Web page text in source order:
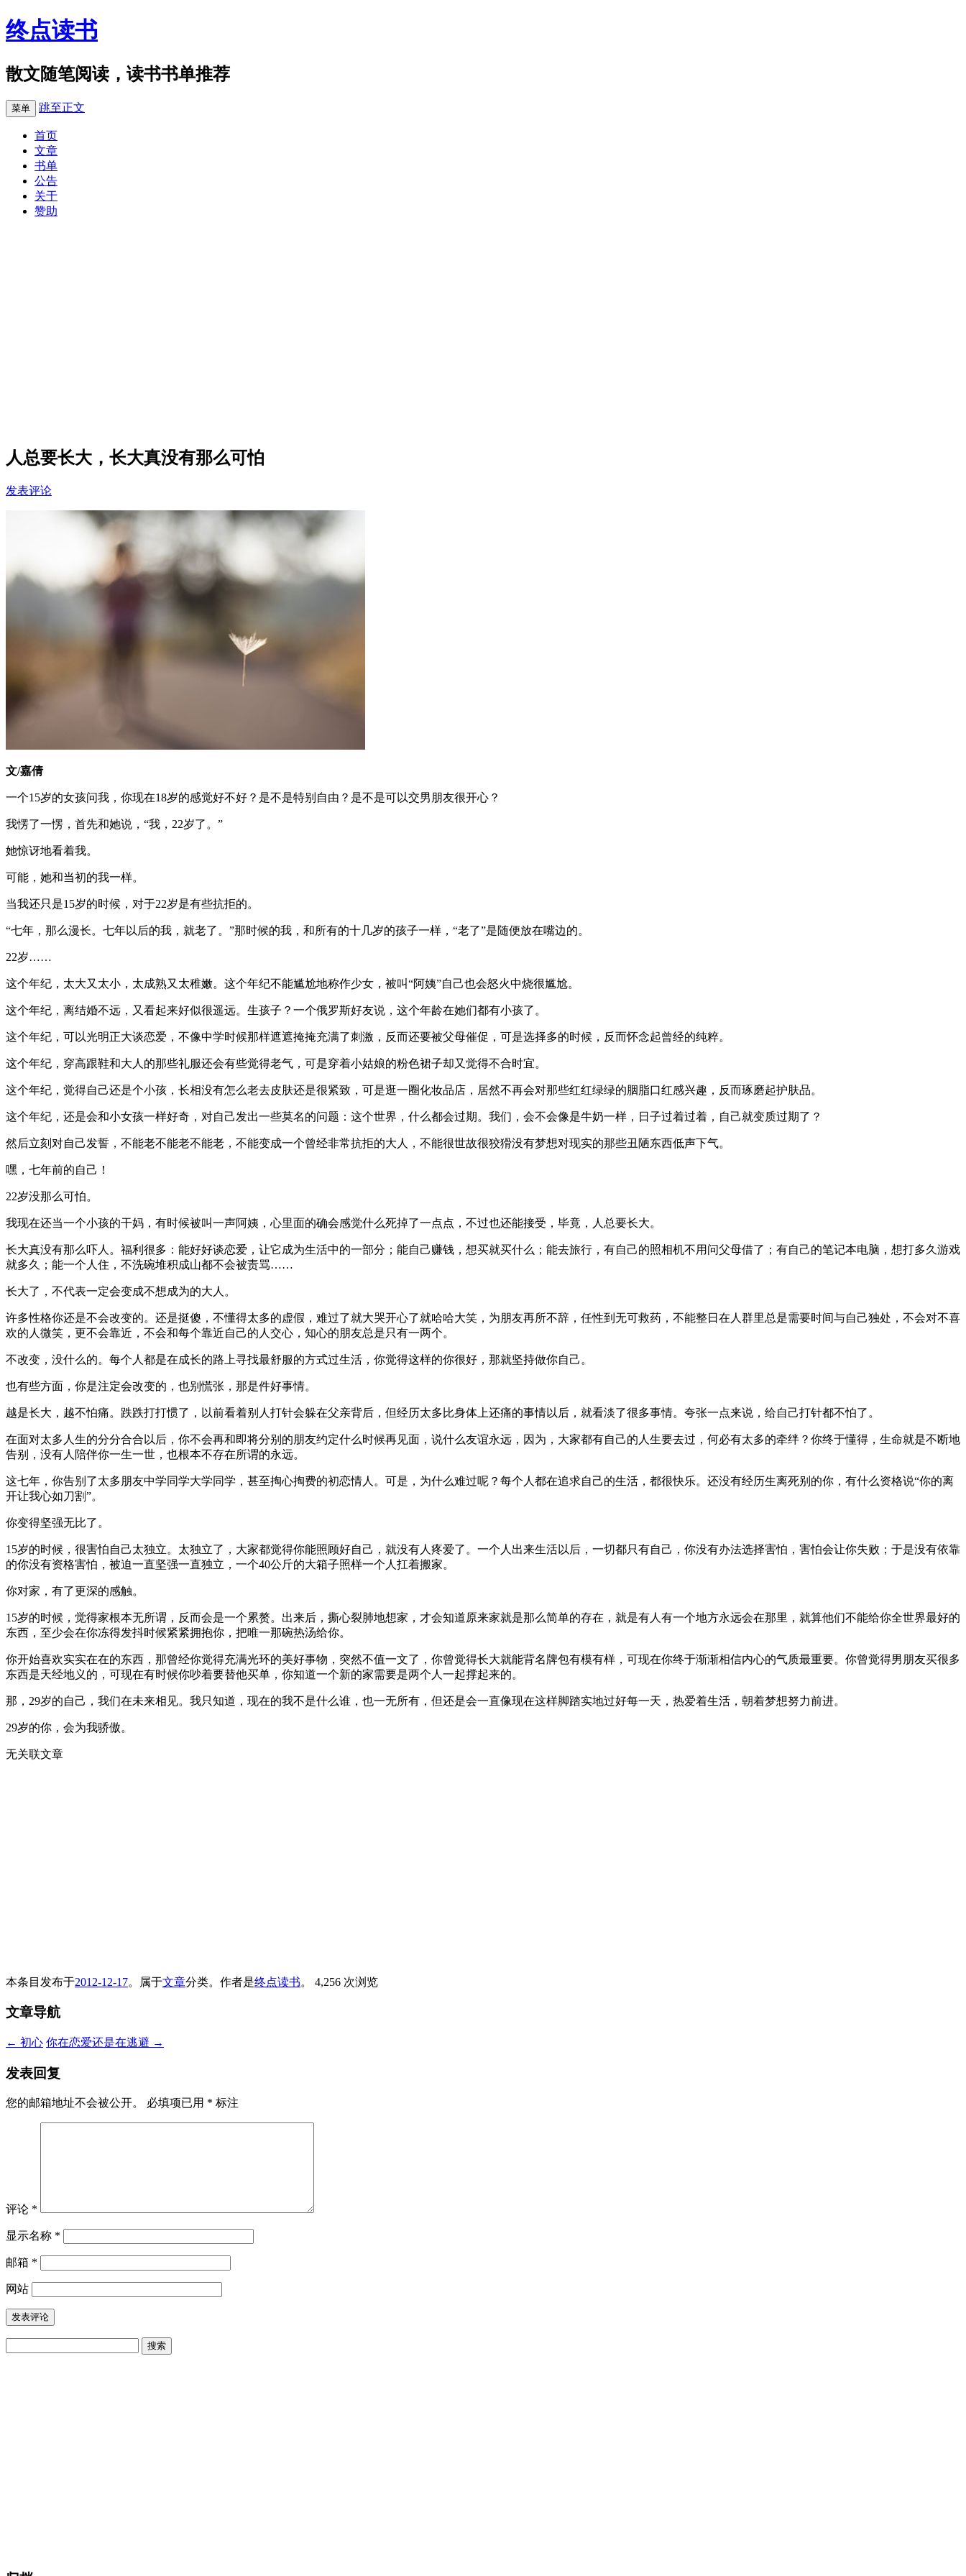
终点读书
散文随笔阅读，读书书单推荐
菜单 跳至正文
首页
文章
书单
公告
关于
赞助
人总要长大，长大真没有那么可怕
发表评论
文/嘉倩
一个15岁的女孩问我，你现在18岁的感觉好不好？是不是特别自由？是不是可以交男朋友很开心？
我愣了一愣，首先和她说，“我，22岁了。”
她惊讶地看着我。
可能，她和当初的我一样。
当我还只是15岁的时候，对于22岁是有些抗拒的。
“七年，那么漫长。七年以后的我，就老了。”那时候的我，和所有的十几岁的孩子一样，“老了”是随便放在嘴边的。
22岁……
这个年纪，太大又太小，太成熟又太稚嫩。这个年纪不能尴尬地称作少女，被叫“阿姨”自己也会怒火中烧很尴尬。
这个年纪，离结婚不远，又看起来好似很遥远。生孩子？一个俄罗斯好友说，这个年龄在她们都有小孩了。
这个年纪，可以光明正大谈恋爱，不像中学时候那样遮遮掩掩充满了刺激，反而还要被父母催促，可是选择多的时候，反而怀念起曾经的纯粹。
这个年纪，穿高跟鞋和大人的那些礼服还会有些觉得老气，可是穿着小姑娘的粉色裙子却又觉得不合时宜。
这个年纪，觉得自己还是个小孩，长相没有怎么老去皮肤还是很紧致，可是逛一圈化妆品店，居然不再会对那些红红绿绿的胭脂口红感兴趣，反而琢磨起护肤品。
这个年纪，还是会和小女孩一样好奇，对自己发出一些莫名的问题：这个世界，什么都会过期。我们，会不会像是牛奶一样，日子过着过着，自己就变质过期了？
然后立刻对自己发誓，不能老不能老不能老，不能变成一个曾经非常抗拒的大人，不能很世故很狡猾没有梦想对现实的那些丑陋东西低声下气。
嘿，七年前的自己！
22岁没那么可怕。
我现在还当一个小孩的干妈，有时候被叫一声阿姨，心里面的确会感觉什么死掉了一点点，不过也还能接受，毕竟，人总要长大。
长大真没有那么吓人。福利很多：能好好谈恋爱，让它成为生活中的一部分；能自己赚钱，想买就买什么；能去旅行，有自己的照相机不用问父母借了；有自己的笔记本电脑，想打多久游戏
就多久；能一个人住，不洗碗堆积成山都不会被责骂……
长大了，不代表一定会变成不想成为的大人。
许多性格你还是不会改变的。还是挺傻，不懂得太多的虚假，难过了就大哭开心了就哈哈大笑，为朋友再所不辞，任性到无可救药，不能整日在人群里总是需要时间与自己独处，不会对不喜
欢的人微笑，更不会靠近，不会和每个靠近自己的人交心，知心的朋友总是只有一两个。
不改变，没什么的。每个人都是在成长的路上寻找最舒服的方式过生活，你觉得这样的你很好，那就坚持做你自己。
也有些方面，你是注定会改变的，也别慌张，那是件好事情。
越是长大，越不怕痛。跌跌打打惯了，以前看着别人打针会躲在父亲背后，但经历太多比身体上还痛的事情以后，就看淡了很多事情。夸张一点来说，给自己打针都不怕了。
在面对太多人生的分分合合以后，你不会再和即将分别的朋友约定什么时候再见面，说什么友谊永远，因为，大家都有自己的人生要去过，何必有太多的牵绊？你终于懂得，生命就是不断地
告别，没有人陪伴你一生一世，也根本不存在所谓的永远。
这七年，你告别了太多朋友中学同学大学同学，甚至掏心掏费的初恋情人。可是，为什么难过呢？每个人都在追求自己的生活，都很快乐。还没有经历生离死别的你，有什么资格说“你的离
开让我心如刀割”。
你变得坚强无比了。
15岁的时候，很害怕自己太独立。太独立了，大家都觉得你能照顾好自己，就没有人疼爱了。一个人出来生活以后，一切都只有自己，你没有办法选择害怕，害怕会让你失败；于是没有依靠
的你没有资格害怕，被迫一直坚强一直独立，一个40公斤的大箱子照样一个人扛着搬家。
你对家，有了更深的感触。
15岁的时候，觉得家根本无所谓，反而会是一个累赘。出来后，撕心裂肺地想家，才会知道原来家就是那么简单的存在，就是有人有一个地方永远会在那里，就算他们不能给你全世界最好的
东西，至少会在你冻得发抖时候紧紧拥抱你，把唯一那碗热汤给你。
你开始喜欢实实在在的东西，那曾经你觉得充满光环的美好事物，突然不值一文了，你曾觉得长大就能背名牌包有模有样，可现在你终于渐渐相信内心的气质最重要。你曾觉得男朋友买很多
东西是天经地义的，可现在有时候你吵着要替他买单，你知道一个新的家需要是两个人一起撑起来的。
那，29岁的自己，我们在未来相见。我只知道，现在的我不是什么谁，也一无所有，但还是会一直像现在这样脚踏实地过好每一天，热爱着生活，朝着梦想努力前进。
29岁的你，会为我骄傲。
无关联文章
本条目发布于2012-12-17。属于文章分类。 作者是终点读书。 4,256 次浏览
文章导航
← 初心 你在恋爱还是在逃避 →
发表回复
您的邮箱地址不会被公开。 必填项已用 * 标注
评论 *
显示名称 *
邮箱 *
网站